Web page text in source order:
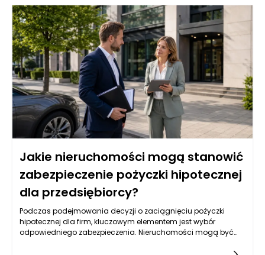
powinni zatem zrozumieć, jakie czynniki wpływają na decyzję
banków i instytucji pożyczkowych w kontekście udzielania
pożyczek hipotecznych.
Jakie nieruchomości mogą stanowić
zabezpieczenie pożyczki hipotecznej
dla przedsiębiorcy?
Podczas podejmowania decyzji o zaciągnięciu pożyczki
hipotecznej dla firm, kluczowym elementem jest wybór
odpowiedniego zabezpieczenia. Nieruchomości mogą być